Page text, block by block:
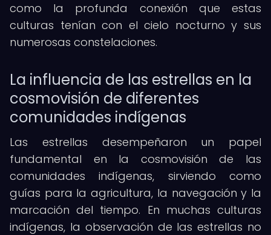
como la profunda conexión que estas
culturas tenían con el cielo nocturno y sus
numerosas constelaciones.
La influencia de las estrellas en la
cosmovisión de diferentes
comunidades indígenas
Las estrellas desempeñaron un papel
fundamental en la cosmovisión de las
comunidades indígenas, sirviendo como
guías para la agricultura, la navegación y la
marcación del tiempo. En muchas culturas
indígenas, la observación de las estrellas no